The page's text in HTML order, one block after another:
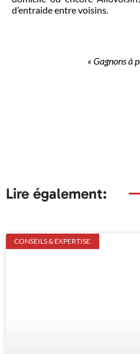
d’entraide entre voisins.
« Gagnons à
Lire également:
CONSEILS & EXPERTISE